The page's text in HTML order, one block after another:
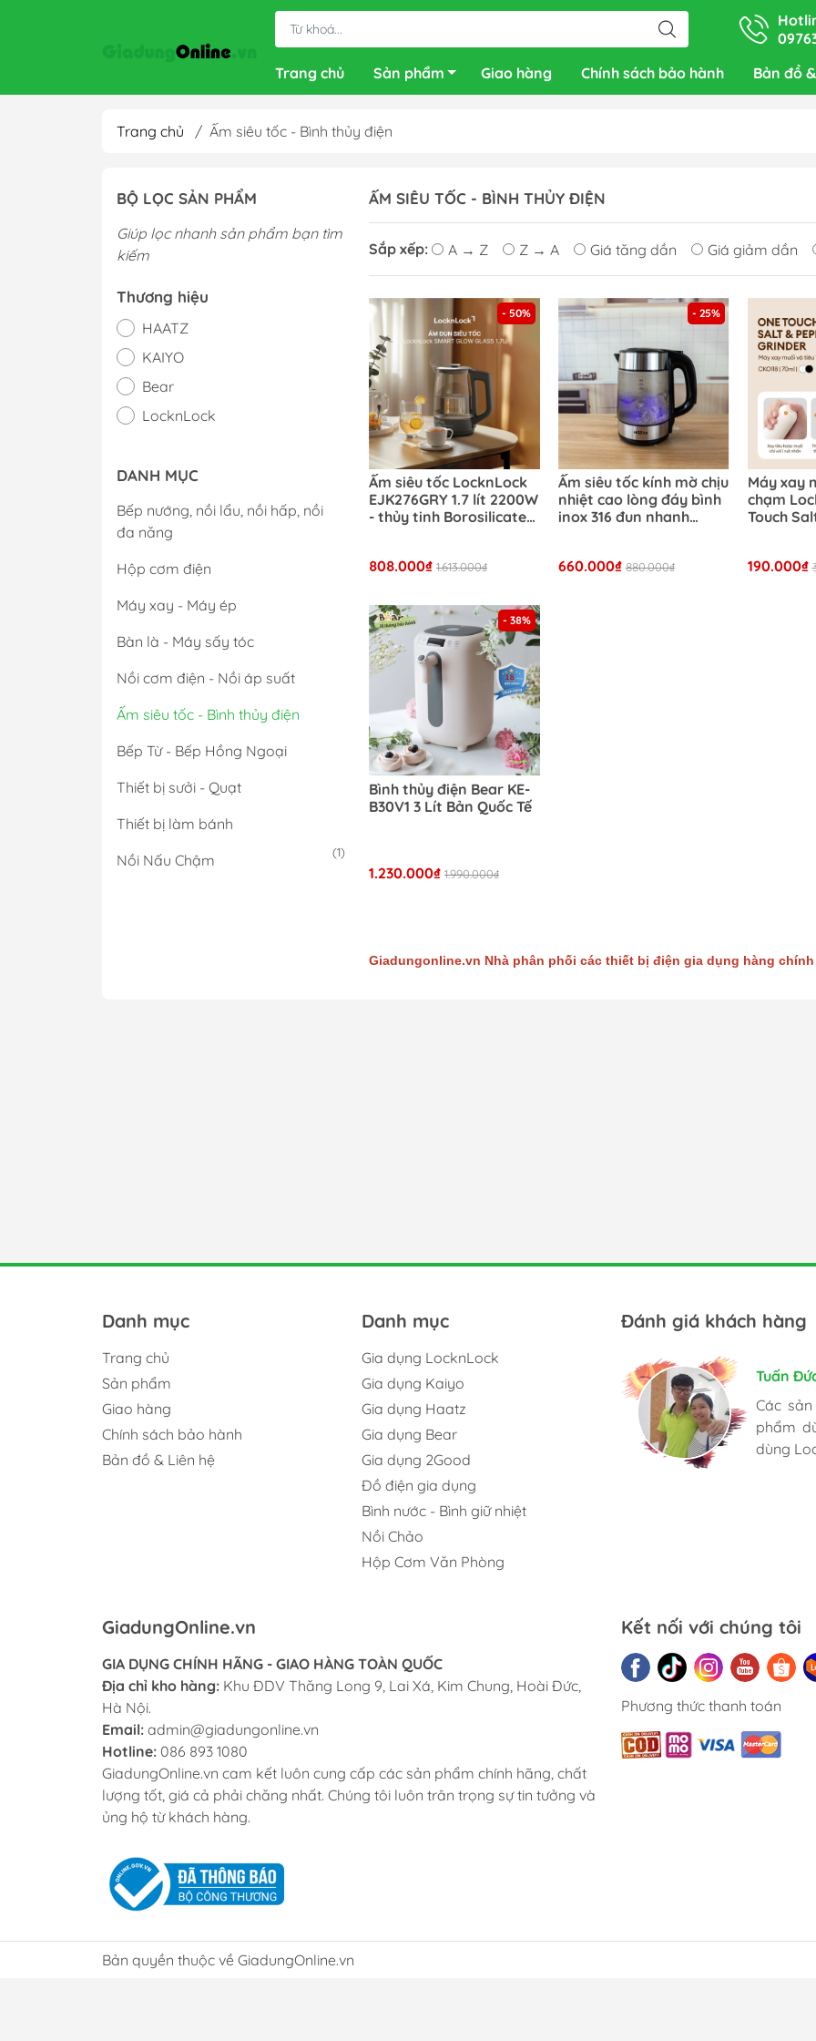
Trang chủ
Sản phẩm
Dụng cụ bếp
Hộp Đựng Thực Phẩm
Giao hàng Chính sách bảo hành Bản đồ
Trang chủ / Ấm siêu tốc - Bình thủy điện
ẤM SIÊU TỐC - BÌNH THỦY ĐIỆN
Sắp xếp: A → Z Z → A Giá tăng dần Giá giảm dần
- 50%
Ấm siêu tốc LocknLock
EJK276GRY 1.7 lít 2200W
- thủy tinh Borosilicate
nhiệt
808.000₫ 1.613.000₫
- 25%
Ấm siêu tốc kính mờ chịu
nhiệt cao lòng đáy bình
inox 316 đun nhanh
660.000₫ 880.000₫
Máy xay
chạm
Touch
190.000₫
- 38%
Bình thủy điện Bear KE-
B30V1 3 Lít Bản Quốc Tế
(1)
1.230.000₫ 1.990.000₫
Giadungonline.vn Nhà phân phối các thiết bị điện gia dụng hàng
BỘ LỌC SẢN PHẨM
Giúp lọc nhanh sản phẩm bạn tìm
kiếm
Thương hiệu
HAATZ
KAIYO
Bear
LocknLock
DANH MỤC
Bếp nướng, nồi lẩu, nồi hấp, nồi
đa năng
Hộp cơm điện
Máy xay - Máy ép
Bàn là - Máy sấy tóc
Nồi cơm điện - Nồi áp suất
Ấm siêu tốc - Bình thủy điện
Bếp Từ - Bếp Hồng Ngoại
Thiết bị sưởi - Quạt
Thiết bị làm bánh
Nồi Nấu Chậm
Danh mục
Trang chủ
Sản phẩm
Giao hàng
Chính sách bảo hành
Bản đồ & Liên hệ
Danh mục
Gia dụng LocknLock
Gia dụng Kaiyo
Gia dụng Haatz
Gia dụng Bear
Gia dụng 2Good
Đồ điện gia dụng
Bình nước - Bình giữ nhiệt
Nồi Chảo
Hộp Cơm Văn Phòng
Đánh giá khách hàng
Mình
hãng,
tình,
Tuấn
Các
phẩm
dùng
Trần
Mình
Shop
phẩm
GiadungOnline.vn
GIA DỤNG CHÍNH HÃNG - GIAO HÀNG TOÀN QUỐC
Địa chỉ kho hàng: Khu ĐDV Thăng Long 9, Lai Xá, Kim Chung, Hoài Đức,
Hà Nội.
Email: admin@giadungonline.vn
Hotline: 086 893 1080
GiadungOnline.vn cam kết luôn cung cấp các sản phẩm chính hãng, chất
lượng tốt, giá cả phải chăng nhất. Chúng tôi luôn trân trọng sự tin tưởng và
ủng hộ từ khách hàng.
Kết nối với chúng tôi
Phương thức thanh toán
Bản quyền thuộc về GiadungOnline.vn